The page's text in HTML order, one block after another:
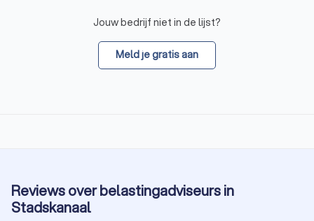
Jouw bedrijf niet in de lijst?
Meld je gratis aan
Reviews over belastingadviseurs in
Stadskanaal